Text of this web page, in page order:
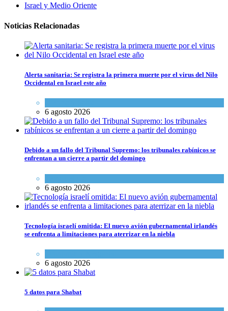
Israel y Medio Oriente
Noticias Relacionadas
Alerta sanitaria: Se registra la primera muerte por el virus del Nilo
Occidental en Israel este año
6 agosto 2026
Debido a un fallo del Tribunal Supremo: los tribunales rabínicos se
enfrentan a un cierre a partir del domingo
6 agosto 2026
Tecnología israelí omitida: El nuevo avión gubernamental irlandés
se enfrenta a limitaciones para aterrizar en la niebla
6 agosto 2026
5 datos para Shabat